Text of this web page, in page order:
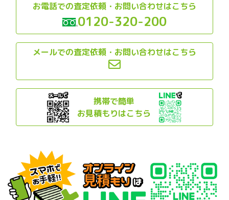
お電話での査定依頼・お問い合わせはこちら
0120-320-200
メールでの査定依頼・お問い合わせはこちら
携帯で簡単
お見積もりはこちら